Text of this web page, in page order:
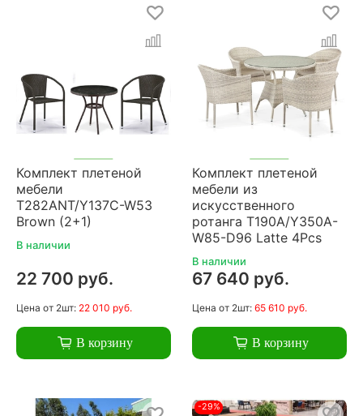
Комплект плетеной
мебели
T282ANT/Y137C-W53
Brown (2+1)
В наличии
22 700 руб.
Цена от 2шт: 22 010 руб.
В корзину
Комплект плетеной
мебели из
искусственного
ротанга T190A/Y350A-
W85-D96 Latte 4Pcs
В наличии
67 640 руб.
Цена от 2шт: 65 610 руб.
В корзину
-29%